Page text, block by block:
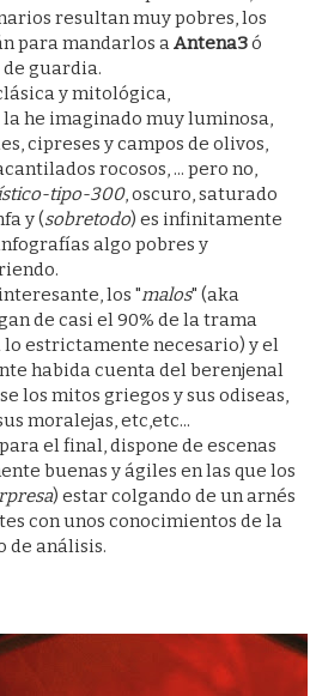
resultan muy pobres, los
para mandarlos aAntena3ó
guardia.
y mitológica,
he imaginado muy luminosa,
cipreses y campos de olivos,
rocosos, ... pero no,
tipo-300, oscuro, saturado
y (sobretodo) es infinitamente
algo pobres y
los "malos" (aka
de casi el 90% de la trama
estrictamente necesario) y el
habida cuenta del berenjenal
los mitos griegos y sus odiseas,
moralejas, etc,etc...
el final, dispone de escenas
buenas y ágiles en las que los
) estar colgando de un arnés
con unos conocimientos de la
de análisis.